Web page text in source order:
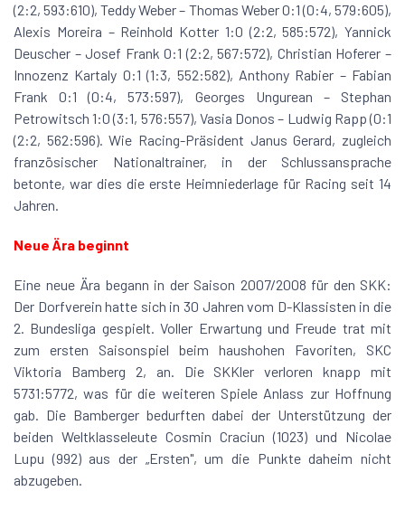
(2:2, 593:610), Teddy Weber – Thomas Weber 0:1 (0:4, 579:605),
Alexis Moreira – Reinhold Kotter 1:0 (2:2, 585:572), Yannick
Deuscher – Josef Frank 0:1 (2:2, 567:572), Christian Hoferer –
Innozenz Kartaly 0:1 (1:3, 552:582), Anthony Rabier – Fabian
Frank 0:1 (0:4, 573:597), Georges Ungurean – Stephan
Petrowitsch 1:0 (3:1, 576:557), Vasia Donos – Ludwig Rapp (0:1
(2:2, 562:596). Wie Racing-Präsident Janus Gerard, zugleich
französischer Nationaltrainer, in der Schlussansprache
betonte, war dies die erste Heimniederlage für Racing seit 14
Jahren.
Neue Ära beginnt
Eine neue Ära begann in der Saison 2007/2008 für den SKK:
Der Dorfverein hatte sich in 30 Jahren vom D-Klassisten in die
2. Bundesliga gespielt. Voller Erwartung und Freude trat mit
zum ersten Saisonspiel beim haushohen Favoriten, SKC
Viktoria Bamberg 2, an. Die SKKler verloren knapp mit
5731:5772, was für die weiteren Spiele Anlass zur Hoffnung
gab. Die Bamberger bedurften dabei der Unterstützung der
beiden Weltklasseleute Cosmin Craciun (1023) und Nicolae
Lupu (992) aus der „Ersten", um die Punkte daheim nicht
abzugeben.